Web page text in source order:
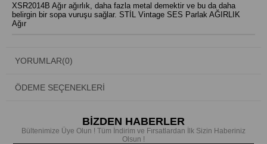
XSR2014B Ağır ağırlık, daha fazla metal demektir ve bu da daha
belirgin bir sopa vuruşu sağlar. STİL Vintage SES Parlak AĞIRLIK
Ağır
YORUMLAR(0)
ÖDEME SEÇENEKLERI
BİZDEN HABERLER
Bültenimize Üye Olun ! Tüm İndirim ve Fırsatlardan İlk Sizin Haberiniz
Olsun !